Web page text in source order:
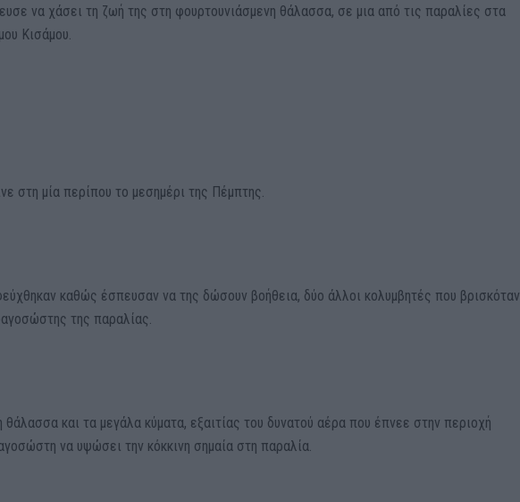
να χάσει τη ζωή της στη φουρτουνιάσμενη θάλασσα, σε μια από τις παραλίες στα
Κισάμου.
στη μία περίπου το μεσημέρι της Πέμπτης.
καθώς έσπευσαν να της δώσουν βοήθεια, δύο άλλοι κολυμβητές που βρισκόταν
της παραλίας.
θάλασσα και τα μεγάλα κύματα, εξαιτίας του δυνατού αέρα που έπνεε στην περιοχή
να υψώσει την κόκκινη σημαία στη παραλία.